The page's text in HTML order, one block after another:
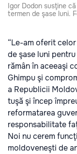
Igor Dodon susţine
termen de şase luni.
“Le-am oferit
de şase luni
rămân în aceeaşi
Ghimpu şi
a Republicii
tuşă şi încep
reformatarea
responsabilitate
Noi nu cerem
moldoveneşti de